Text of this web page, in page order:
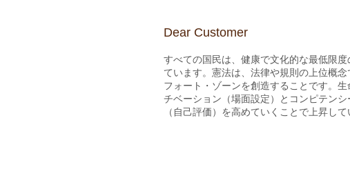
​Dear Customer
すべての国民は、健康で文化的な最低限
ています。 ​憲法は、法律や規則の 上位概
フォート・ゾーンを創造することです。 ​生
チベーション（場面設定）と コンピテン
（自己評価）を高めていくことで 上昇して